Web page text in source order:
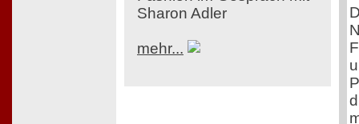
Sharon Adler
mehr...